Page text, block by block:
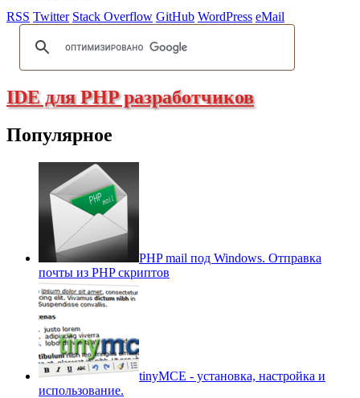
RSS Twitter Stack Overflow GitHub WordPress eMail
IDE для PHP разработчиков
Популярное
PHP mail под Windows. Отправка
почты из PHP скриптов
tinyMCE - установка, настройка и
использование.